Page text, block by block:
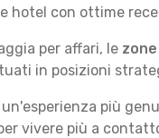
hotel con ottime
per affari, le
in posizioni
più
vivere più a